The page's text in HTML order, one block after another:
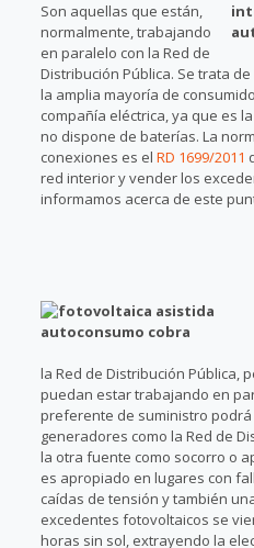
Son aquellas que están,
normalmente, trabajando
en paralelo con la Red de
Distribución Pública. Se trata
la amplia mayoría de
compañía eléctrica, ya que es
no dispone de baterías. La
conexiones es el RD 1699/2011
red interior y vender los
informamos acerca de este
la Red de Distribución Pública,
puedan estar trabajando en
preferente de suministro
generadores como la Red de
la otra fuente como socorro o
es apropiado en lugares con
caídas de tensión y también
excedentes fotovoltaicos se
horas sin sol, extrayendo la